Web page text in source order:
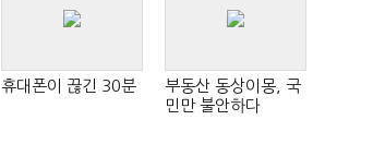
휴대폰이 끊긴 30분
부동산 동상이몽, 국
민만 불안하다